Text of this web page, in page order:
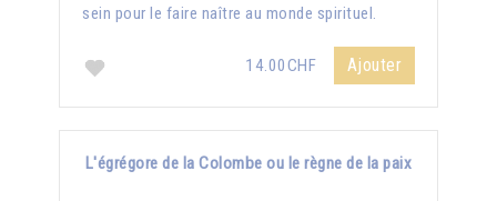
sein pour le faire naître au monde spirituel.
14.00CHF Ajouter
L'égrégore de la Colombe ou le règne de la paix